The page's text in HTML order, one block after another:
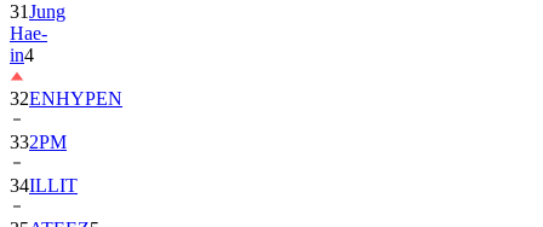
31Jung
Hae-
in4
32ENHYPEN
332PM
34ILLIT